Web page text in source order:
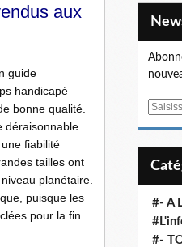
aux
guide
handicapé
bonne qualité.
fiabilité
tailles ont
planétaire.
puisque les
pour la fin
E
#- A
#-